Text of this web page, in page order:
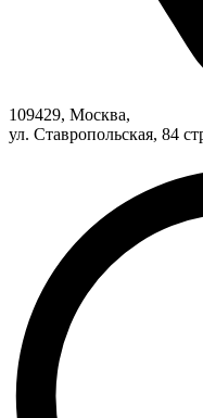
109429, Москва,
ул. Ставропольская, 84